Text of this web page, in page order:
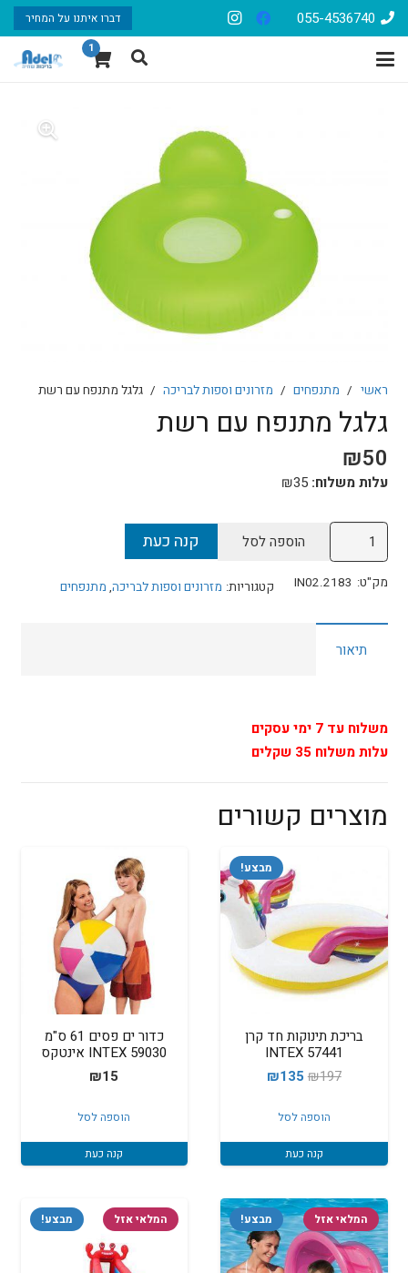
055-4536740 דברו איתנו על המחיר
1
ראשי / מתנפחים / מזרונים וספות לבריכה / גלגל מתנפח עם רשת
גלגל מתנפח עם רשת
₪50
עלות משלוח: ₪35
כמות
של
גלגל
עם
רשת
הוספה לסל קנה כעת
מק"ט: IN02.2183 קטגוריות: מזרונים וספות לבריכה, מתנפחים
תיאור
משלוח עד 7 ימי עסקים
עלות משלוח 35 שקלים
מוצרים קשורים
מבצע!
בריכת תינוקות חד קרן
INTEX 57441
₪197
המחיר
היה:
₪197.
₪135
₪135.
הוספה לסל
קנה כעת
כדור ים פסים 61 ס"מ
59030 INTEX אינטקס
₪15
הוספה לסל
קנה כעת
מבצע! המלאי אזל מבצע! המלאי אזל